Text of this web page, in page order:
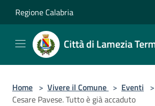
Regione Calabria
Città di Lamezia
Home > Vivere il Comune > Eventi >
Cesare Pavese. Tutto è già accaduto